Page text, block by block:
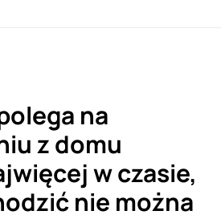
na
z domu
w czasie,
nie można